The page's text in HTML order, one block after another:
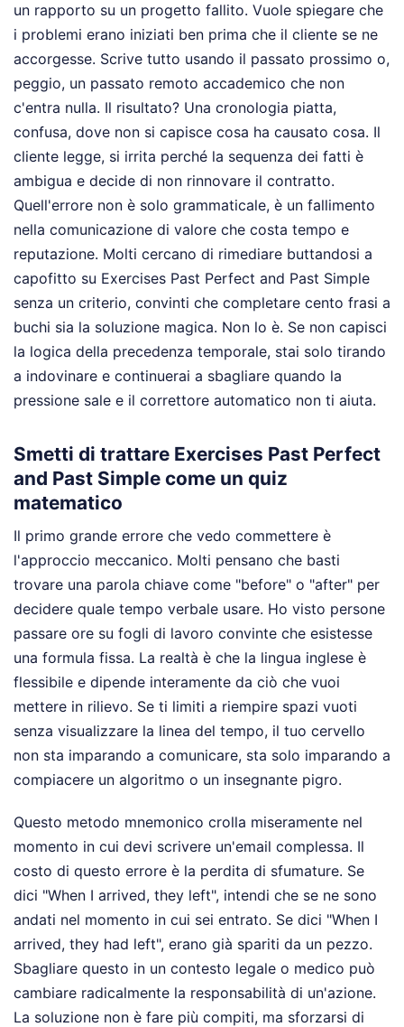
un rapporto su un progetto fallito. Vuole spiegare che
i problemi erano iniziati ben prima che il cliente se ne
accorgesse. Scrive tutto usando il passato prossimo o,
peggio, un passato remoto accademico che non
c'entra nulla. Il risultato? Una cronologia piatta,
confusa, dove non si capisce cosa ha causato cosa. Il
cliente legge, si irrita perché la sequenza dei fatti è
ambigua e decide di non rinnovare il contratto.
Quell'errore non è solo grammaticale, è un fallimento
nella comunicazione di valore che costa tempo e
reputazione. Molti cercano di rimediare buttandosi a
capofitto su Exercises Past Perfect and Past Simple
senza un criterio, convinti che completare cento frasi a
buchi sia la soluzione magica. Non lo è. Se non capisci
la logica della precedenza temporale, stai solo tirando
a indovinare e continuerai a sbagliare quando la
pressione sale e il correttore automatico non ti aiuta.
Smetti di trattare Exercises Past Perfect
and Past Simple come un quiz
matematico
Il primo grande errore che vedo commettere è
l'approccio meccanico. Molti pensano che basti
trovare una parola chiave come "before" o "after" per
decidere quale tempo verbale usare. Ho visto persone
passare ore su fogli di lavoro convinte che esistesse
una formula fissa. La realtà è che la lingua inglese è
flessibile e dipende interamente da ciò che vuoi
mettere in rilievo. Se ti limiti a riempire spazi vuoti
senza visualizzare la linea del tempo, il tuo cervello
non sta imparando a comunicare, sta solo imparando a
compiacere un algoritmo o un insegnante pigro.
Questo metodo mnemonico crolla miseramente nel
momento in cui devi scrivere un'email complessa. Il
costo di questo errore è la perdita di sfumature. Se
dici "When I arrived, they left", intendi che se ne sono
andati nel momento in cui sei entrato. Se dici "When I
arrived, they had left", erano già spariti da un pezzo.
Sbagliare questo in un contesto legale o medico può
cambiare radicalmente la responsabilità di un'azione.
La soluzione non è fare più compiti, ma sforzarsi di